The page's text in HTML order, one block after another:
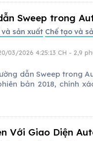
Sweep trong
và sản xuất Chế tạo và
03/2026 4:25:13 CH - 2,9
dẫn Sweep trong
bản 2018, chính
Với Giao Diện